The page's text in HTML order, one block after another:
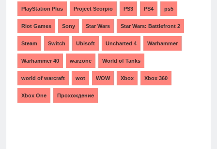
PlayStation Plus Project Scorpio PS3 PS4 ps5
Riot Games Sony Star Wars Star Wars: Battlefront 2
Steam Switch Ubisoft Uncharted 4 Warhammer
Warhammer 40 warzone World of Tanks
world of warcraft wot WOW Xbox Xbox 360
Xbox One Прохождение